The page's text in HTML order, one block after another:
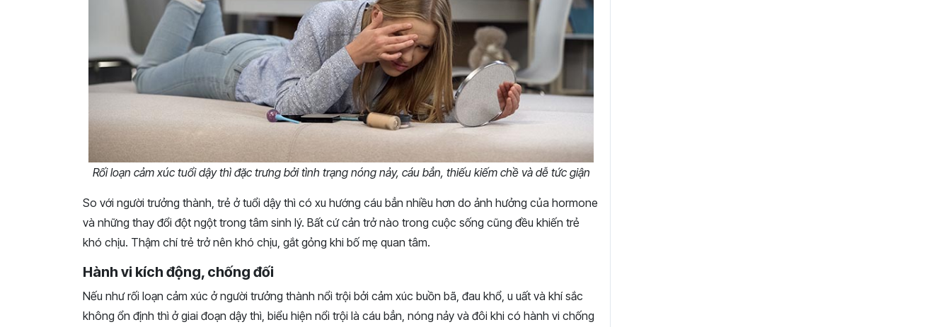
Rối loạn cảm xúc tuổi dậy thì đặc trưng bởi tình trạng nóng nảy, cáu bẳn, thiếu kiếm chề và dễ tức giận
So với người trưởng thành, trẻ ở tuổi dậy thì có xu hướng cáu bẳn nhiều hơn do ảnh hưởng của hormone
và những thay đổi đột ngột trong tâm sinh lý. Bất cứ cản trở nào trong cuộc sống cũng đều khiến trẻ
khó chịu. Thậm chí trẻ trở nên khó chịu, gắt gỏng khi bố mẹ quan tâm.
Hành vi kích động, chống đối
Nếu như rối loạn cảm xúc ở người trưởng thành nổi trội bởi cảm xúc buồn bã, đau khổ, u uất và khí sắc
không ổn định thì ở giai đoạn dậy thì, biểu hiện nổi trội là cáu bẳn, nóng nảy và đôi khi có hành vi chống